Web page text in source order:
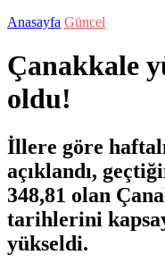
Anasayfa Güncel
Çanakkale
oldu!
İllere göre
açıklandı,
348,81 olan
tarihlerini
yükseldi.